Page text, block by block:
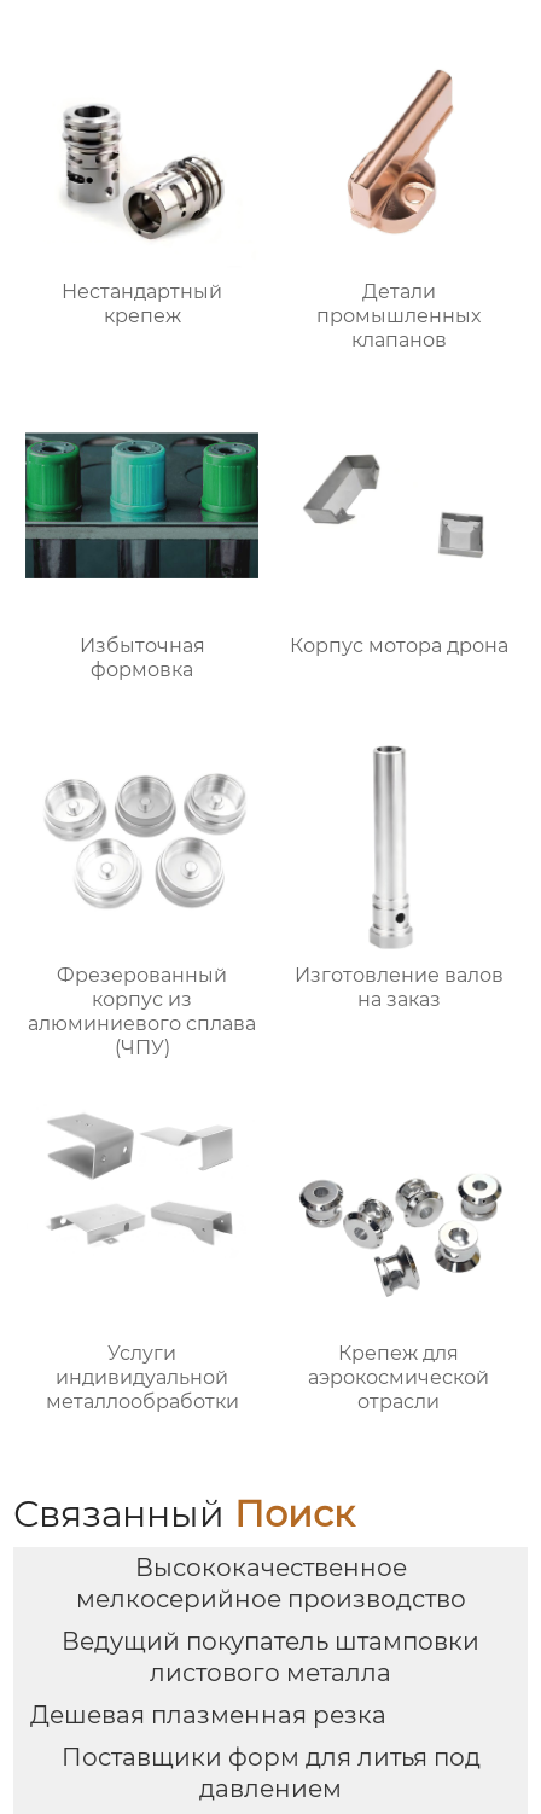
Нестандартный
крепеж
Детали
промышленных
клапанов
Избыточная
формовка
Корпус мотора дрона
Фрезерованный
корпус из
алюминиевого сплава
(ЧПУ)
Изготовление валов
на заказ
Услуги
индивидуальной
металлообработки
Крепеж для
аэрокосмической
отрасли
Связанный Поиск
Высококачественное
мелкосерийное производство
Ведущий покупатель штамповки
листового металла
Дешевая плазменная резка
Поставщики форм для литья под
давлением